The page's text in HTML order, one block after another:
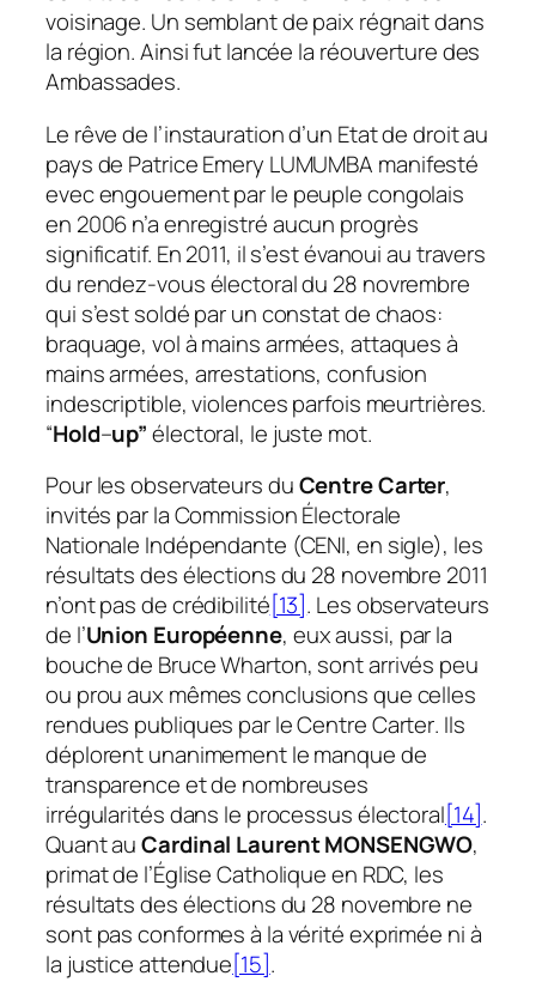
voisinage. Un semblant de paix régnait dans
la région. Ainsi fut lancée la réouverture des
Ambassades.
Le rêve de l’instauration d’un Etat de droit au
pays de Patrice Emery LUMUMBA manifesté
evec engouement par le peuple congolais
en 2006n’a enregistré aucun progrès
significatif. En 2011, ils’est évanoui au travers
du rendez-vous électoral du 28 novrembre
qui s’est soldé par un constat de chaos:
braquage, vol à mains armées, attaques à
mains armées, arrestations, confusion
indescriptible, violences parfois meurtrières.
“Hold–up”électoral, le juste mot.
Pour les observateurs duCentre Carter,
invités par la Commission Électorale
Nationale Indépendante (CENI, en sigle), les
résultats des élections du 28 novembre 2011
n’ont pas de crédibilité[13]. Les observateurs
de l’Union Européenne, eux aussi, par la
bouche de Bruce Wharton, sont arrivés peu
ou prou aux mêmes conclusions que celles
rendues publiques par le Centre Carter. Ils
déplorent unanimement le manque de
transparence et de nombreuses
irrégularités dans le processus électoral[14].
Quant auCardinal Laurent MONSENGWO,
primat de l’Église Catholique en RDC, les
résultats des élections du 28 novembre ne
sont pas conformes à la vérité exprimée ni à
la justice attendue[15].